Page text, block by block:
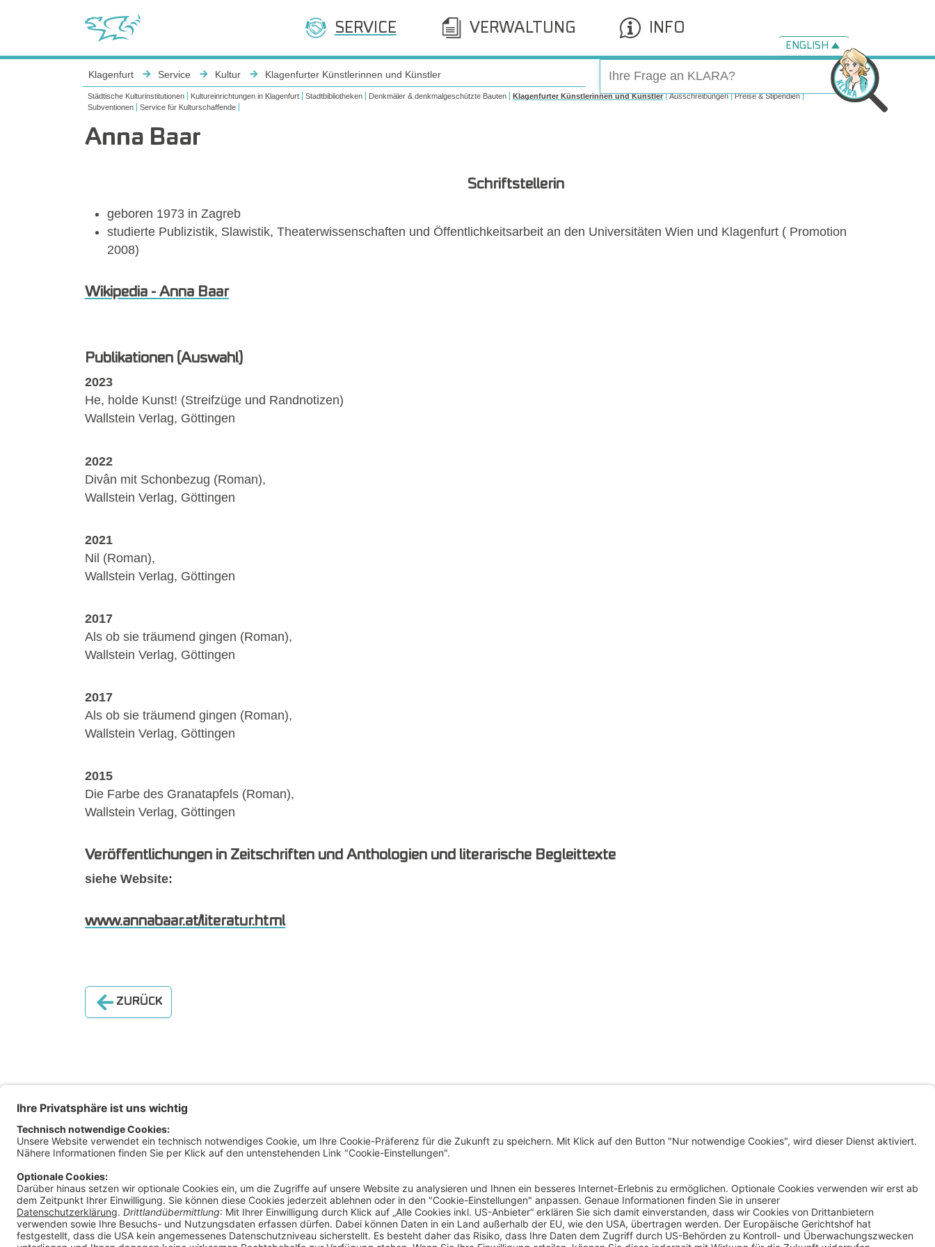
SERVICE VERWALTUNG INFO
ENGLISH
Klagenfurt Service Kultur Klagenfurter Künstlerinnen und Künstler
Städtische Kulturinstitutionen Kultureinrichtungen in Klagenfurt Stadtbibliotheken Denkmäler & denkmalgeschützte Bauten Klagenfurter Künstlerinnen und Künstler Ausschreibungen
Preise & Stipendien
Subventionen
Service für Kulturschaffende
Anna Baar
Schriftstellerin
geboren 1973 in Zagreb
studierte Publizistik, Slawistik, Theaterwissenschaften und Öffentlichkeitsarbeit an den Universitäten Wien und Klagenfurt ( Promotion
2008)
Wikipedia - Anna Baar
Publikationen (Auswahl)
2023
He, holde Kunst! (Streifzüge und Randnotizen)
Wallstein Verlag, Göttingen
2022
Divân mit Schonbezug (Roman),
Wallstein Verlag, Göttingen
2021
Nil (Roman),
Wallstein Verlag, Göttingen
2017
Als ob sie träumend gingen (Roman),
Wallstein Verlag, Göttingen
2017
Als ob sie träumend gingen (Roman),
Wallstein Verlag, Göttingen
2015
Die Farbe des Granatapfels (Roman),
Wallstein Verlag, Göttingen
Veröffentlichungen in Zeitschriften und Anthologien und literarische Begleittexte
siehe Website:
www.annabaar.at/literatur.html
ZURÜCK
Magistrat der Landeshauptstadt
Rathaus, Neuer Platz 1
9010 Klagenfurt am Wörthersee
Österreich / Austria
+43 463 537 0
SERVICE
VERWALTUNG
KLAGENFURT WOHNEN
INVEST IN KLAGENFURT